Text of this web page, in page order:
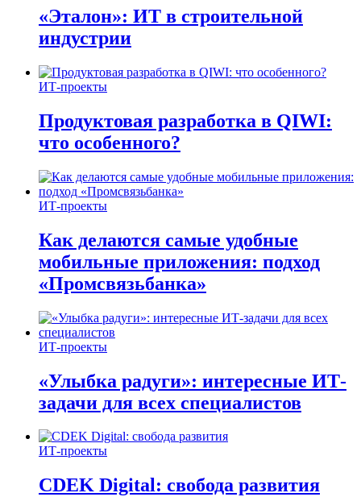
«Эталон»: ИТ в строительной
индустрии
ИТ-проекты
Продуктовая разработка в QIWI:
что особенного?
ИТ-проекты
Как делаются самые удобные
мобильные приложения: подход
«Промсвязьбанка»
ИТ-проекты
«Улыбка радуги»: интересные ИТ-
задачи для всех специалистов
ИТ-проекты
CDEK Digital: свобода развития